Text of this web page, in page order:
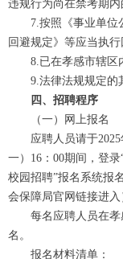
违规行为尚在禁考期内
7.按照《事业单位公
回避规定》等应当执行
8.已在孝感市辖区内
9.法律法规规定的
四、招聘程序
（一）网上报名
应聘人员请于2025
一）16：00期间，登
校园招聘”报名系统报
会保障局官网链接进入
每名应聘人员在孝
名。
报名材料清单：